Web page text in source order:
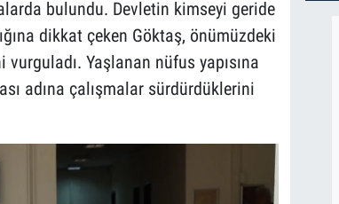
bulundu. Devletin kimseyi geride
dikkat çeken Göktaş, önümüzdeki
Yaşlanan nüfus yapısına
adına çalışmalar sürdürdüklerini